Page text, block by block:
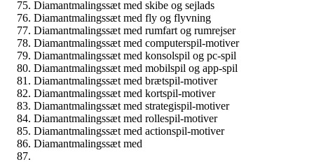
Diamantmalingssæt med skibe og sejlads
Diamantmalingssæt med fly og flyvning
Diamantmalingssæt med rumfart og rumrejser
Diamantmalingssæt med computerspil-motiver
Diamantmalingssæt med konsolspil og pc-spil
Diamantmalingssæt med mobilspil og app-spil
Diamantmalingssæt med brætspil-motiver
Diamantmalingssæt med kortspil-motiver
Diamantmalingssæt med strategispil-motiver
Diamantmalingssæt med rollespil-motiver
Diamantmalingssæt med actionspil-motiver
Diamantmalingssæt med